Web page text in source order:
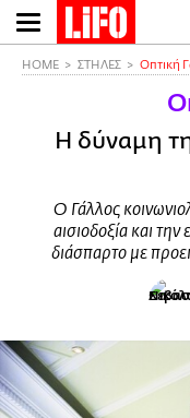
Παράκαμψη
προς
HOME ΣΤΗΛΕΣ Οπτική
H δύναμη
Ο Γάλλος
αισιοδοξία και
διάσπαρτο με